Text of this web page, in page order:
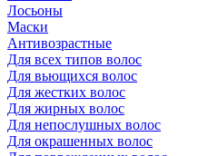
Лосьоны
Маски
Антивозрастные
Для всех типов волос
Для вьющихся волос
Для жестких волос
Для жирных волос
Для непослушных волос
Для окрашенных волос